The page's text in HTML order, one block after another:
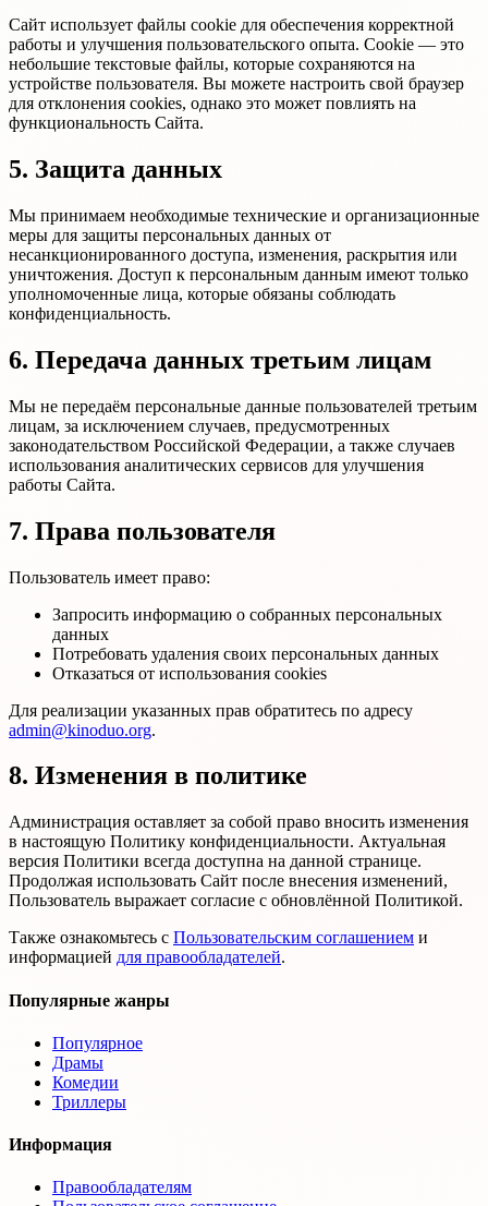
Сайт использует файлы cookie для обеспечения корректной
работы и улучшения пользовательского опыта. Cookie — это
небольшие текстовые файлы, которые сохраняются на
устройстве пользователя. Вы можете настроить свой браузер
для отклонения cookies, однако это может повлиять на
функциональность Сайта.
5. Защита данных
Мы принимаем необходимые технические и организационные
меры для защиты персональных данных от
несанкционированного доступа, изменения, раскрытия или
уничтожения. Доступ к персональным данным имеют только
уполномоченные лица, которые обязаны соблюдать
конфиденциальность.
6. Передача данных третьим лицам
Мы не передаём персональные данные пользователей третьим
лицам, за исключением случаев, предусмотренных
законодательством Российской Федерации, а также случаев
использования аналитических сервисов для улучшения
работы Сайта.
7. Права пользователя
Пользователь имеет право:
Запросить информацию о собранных персональных
данных
Потребовать удаления своих персональных данных
Отказаться от использования cookies
Для реализации указанных прав обратитесь по адресу
admin@kinoduo.org.
8. Изменения в политике
Администрация оставляет за собой право вносить изменения
в настоящую Политику конфиденциальности. Актуальная
версия Политики всегда доступна на данной странице.
Продолжая использовать Сайт после внесения изменений,
Пользователь выражает согласие с обновлённой Политикой.
Также ознакомьтесь с Пользовательским соглашением и
информацией для правообладателей.
Популярные жанры
Популярное
Драмы
Комедии
Триллеры
Информация
Правообладателям